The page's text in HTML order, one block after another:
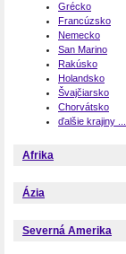
Grécko
Francúzsko
Nemecko
San Marino
Rakúsko
Holandsko
Švajčiarsko
Chorvátsko
ďalšie krajiny ...
Afrika
Ázia
Severná Amerika